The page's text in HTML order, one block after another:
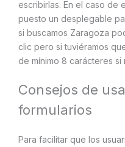
escribirlas. En el caso de
puesto un desplegable
si buscamos Zaragoza
clic pero si tuviéramos
de mínimo 8 carácteres
Consejos de
formularios
Para facilitar que los